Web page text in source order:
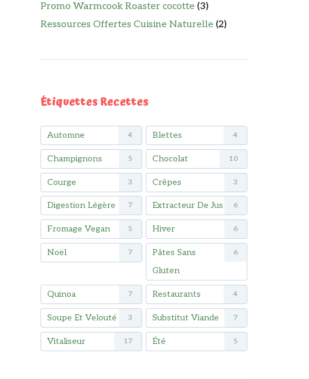
Promo Warmcook Roaster cocotte (3)
Ressources Offertes Cuisine Naturelle (2)
Étiquettes Recettes
Automne 4 Blettes 4
Champignons 5 Chocolat 10
Courge 3 Crêpes 3
Digestion Légère 7 Extracteur De Jus 6
Fromage Vegan 5 Hiver 6
Noël 7
Pâtes Sans
Gluten
6
Quinoa 7 Restaurants 4
Soupe Et Velouté 3 Substitut Viande 7
Vitaliseur 17 Été 5